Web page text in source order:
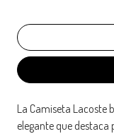
La Camiseta Lacoste
elegante que